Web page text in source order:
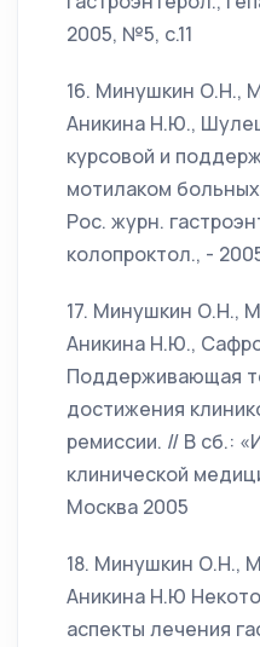
2005, №5, с.11
16. Минушкин О.Н.,
Аникина Н.Ю.,
курсовой и
мотилаком
Рос. журн.
колопроктол., -
17. Минушкин О.Н.,
Аникина Н.Ю.,
Поддерживающая
достижения
ремиссии. // В сб.:
клинической
Москва 2005
18. Минушкин О.Н.,
Аникина Н.Ю
аспекты лечения